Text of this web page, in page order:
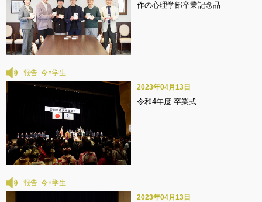
作の心理学部卒業記念品
報告
令和4年度 卒業式
2023年04月13日
報告
2023年04月13日